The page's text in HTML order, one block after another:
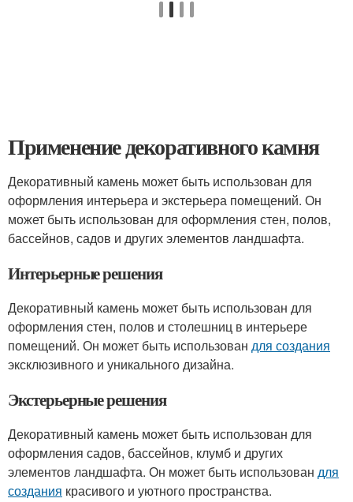
Применение декоративного камня
Декоративный камень может быть использован для
оформления интерьера и экстерьера помещений. Он
может быть использован для оформления стен, полов,
бассейнов, садов и других элементов ландшафта.
Интерьерные решения
Декоративный камень может быть использован для
оформления стен, полов и столешниц в интерьере
помещений. Он может быть использован для создания
эксклюзивного и уникального дизайна.
Экстерьерные решения
Декоративный камень может быть использован для
оформления садов, бассейнов, клумб и других
элементов ландшафта. Он может быть использован для
создания красивого и уютного пространства.